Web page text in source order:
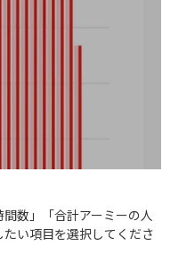
数」「合計アーミーの人
い項目を選択してくださ